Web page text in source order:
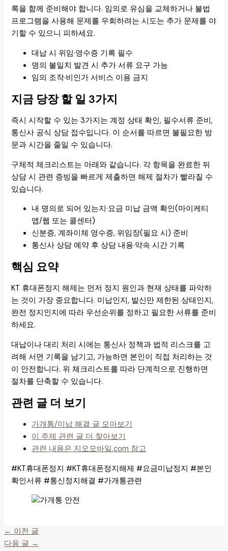
록을 함께 준비해야 합니다. 임의로 유심을 교체하거나 불법
프로그램을 사용해 문제를 우회하려는 시도는 추가 문제를 야
기할 수 있으니 피하세요.
대납 시 위임·영수증 기록 필수
명의 불일치 발견 시 추가 서류 요구 가능
임의 조작·비인가 서비스 이용 금지
지금 당장 할 일 3가지
즉시 시작할 수 있는 3가지는 계정 상태 확인, 필수서류 준비,
통신사 공식 상담 접수입니다. 이 순서를 따르면 불필요한 방
문과 시간을 줄일 수 있습니다.
구체적 체크리스트는 아래와 같습니다. 각 항목을 완료한 뒤
상담 시 관련 증빙을 빠르게 제출하면 해제 절차가 빨라질 수
있습니다.
내 명의로 되어 있는지·요금 미납 금액 확인(마이케티
앱/웹 또는 콜센터)
신분증, 계좌이체 영수증, 위임장(필요 시) 준비
통신사 상담 예약 후 상담 내용·약속 시간 기록
핵심 요약
KT 휴대폰정지 해제는 먼저 정지 원인과 현재 상태를 파악하
는 것이 가장 중요합니다. 미납인지, 발신만 제한된 상태인지,
완전 정지인지에 따라 우선순위를 정하고 필요한 서류를 준비
하세요.
대납이나 대리 처리 시에는 통신사 정책과 법적 리스크를 고
려해 서면 기록을 남기고, 가능하면 본인이 직접 처리하는 것
이 안전합니다. 위 체크리스트를 따라 단계적으로 진행하면
절차를 단축할 수 있습니다.
관련 글 더 보기
가개통/미납 해결 글 모아보기
이 주제 관련 글 더 찾아보기
관련 내용은 지오모바일.com 참고
#KT휴대폰정지 #KT휴대폰정지해제 #요금미납정지 #본인
확인서류 #통신정지해결 #가개통관련
← 이전 글
다음 글 →